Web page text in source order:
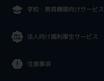
学校・教育機関向けサービス
法人向け福利厚生サービス
注意事項